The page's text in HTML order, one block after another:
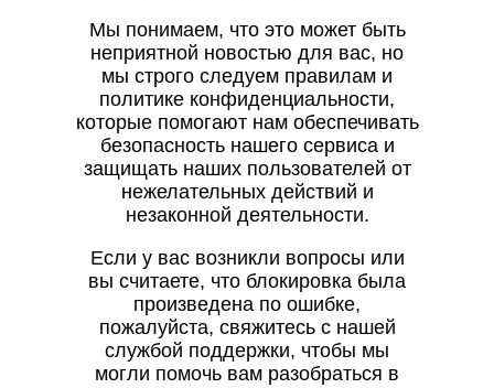
Мы понимаем, что это может быть
неприятной новостью для вас, но
мы строго следуем правилам и
политике конфиденциальности,
которые помогают нам обеспечивать
безопасность нашего сервиса и
защищать наших пользователей от
нежелательных действий и
незаконной деятельности.
Если у вас возникли вопросы или
вы считаете, что блокировка была
произведена по ошибке,
пожалуйста, свяжитесь с нашей
службой поддержки, чтобы мы
могли помочь вам разобраться в